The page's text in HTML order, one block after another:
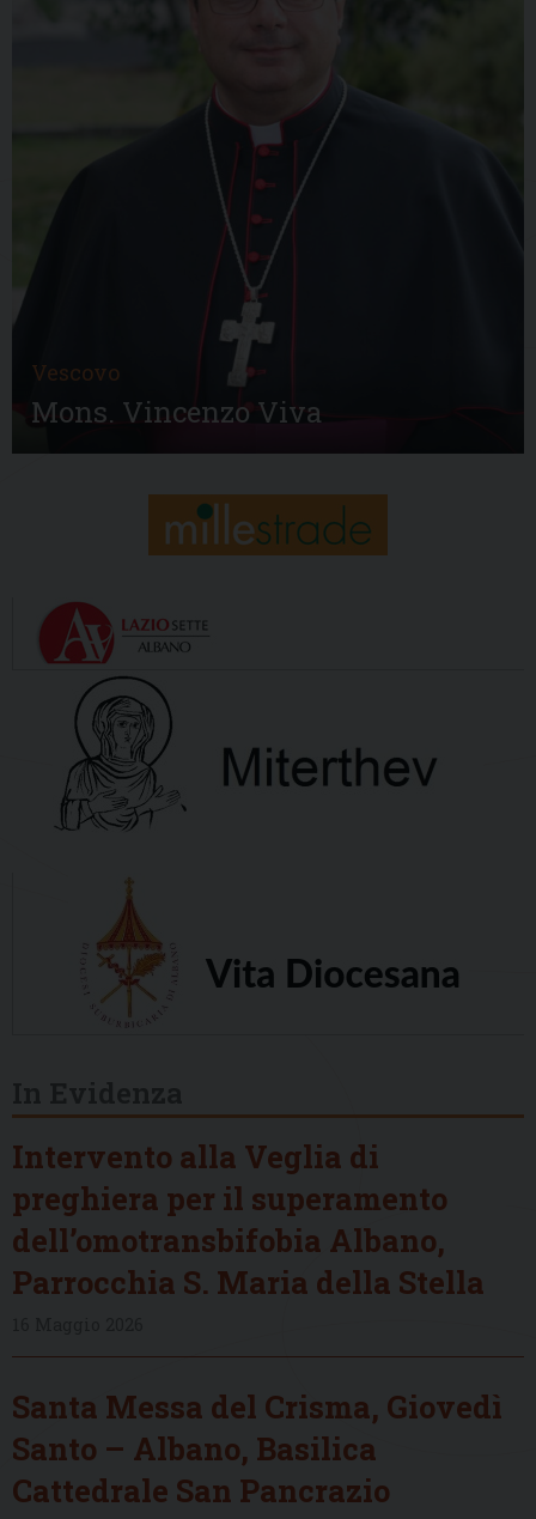
Vescovo
Mons. Vincenzo Viva
Intervento alla Veglia di
preghiera per il superamento
dell’omotransbifobia Albano,
Parrocchia S. Maria della Stella
Santa Messa del Crisma, Giovedì
Santo – Albano, Basilica
Cattedrale San Pancrazio